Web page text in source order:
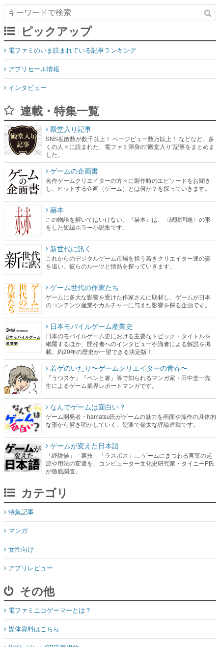
ピックアップ
電ファミのいま読まれている記事ランキング
アプリセール情報
インタビュー
連載・特集一覧
殿堂入り記事
SNS拡散数が数千以上！ ページビュー数万以上！ などなど。多
くの人々に読まれた、電ファミ渾身の“殿堂入り”記事をまとめま
した。
ゲームの企画書
名作ゲームクリエイターの方々に製作時のエピソードをお聞き
し、ヒットする企画（ゲーム）とは何か？を探っていきます。
赫本
この物語を解いてはいけない。『赫本』は、〈試験問題〉の形
をした短編ホラー小説集です。
新世代に訊く
これからのデジタルゲーム市場を担う若きクリエイター達の姿
を追い、彼らのルーツと情熱を探っていきます。
ゲーム世代の作家たち
ゲームに多大な影響を受けた作家さんに取材し、ゲームが日本
のコンテンツ産業やカルチャーに与えた影響を探る企画です。
日本モバイルゲーム産業史
日本のモバイルゲーム史における主要なトピック・タイトルを
網羅するほか、開発者へのインタビューや識者による解説を掲
載。約20年の歴史が一望できる決定版！
若ゲのいたり〜ゲームクリエイターの青春〜
『うつヌケ』『ペンと箸』等で知られるマンガ家・田中圭一先
生によるゲーム業界レポートマンガです。
なんでゲームは面白い？
ゲーム開発者・hamatsu氏がゲームの魅力を画面や操作の具体的
な形から解き明かしていく、硬派で骨太な評論連載です。
ゲームが変えた日本語
「経験値」「裏技」「ラスボス」… ゲームにまつわる言葉の起
源や用法の変遷を、コンピューター文化史研究家・タイニーP氏
が徹底調査。
カテゴリ
特集記事
マンガ
女性向け
アプリレビュー
その他
電ファミニコゲーマーとは？
媒体資料はこちら